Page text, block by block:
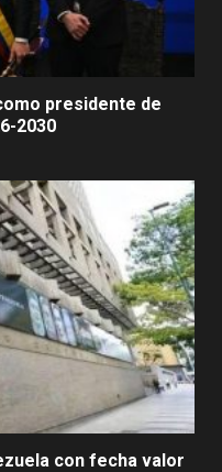
presidente de
2030
con fecha valor